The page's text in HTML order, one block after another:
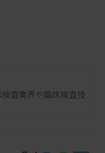
査業界や臨床検査技